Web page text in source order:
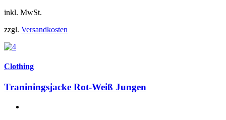
inkl. MwSt.
zzgl. Versandkosten
Clothing
Traniningsjacke Rot-Weiß Jungen